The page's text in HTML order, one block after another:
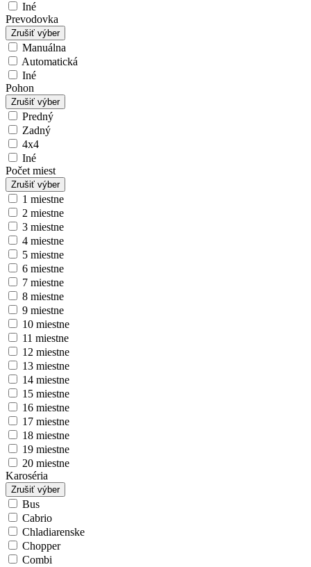
Iné
Prevodovka
Zrušiť výber
Manuálna
Automatická
Iné
Pohon
Zrušiť výber
Predný
Zadný
4x4
Iné
Počet miest
Zrušiť výber
1 miestne
2 miestne
3 miestne
4 miestne
5 miestne
6 miestne
7 miestne
8 miestne
9 miestne
10 miestne
11 miestne
12 miestne
13 miestne
14 miestne
15 miestne
16 miestne
17 miestne
18 miestne
19 miestne
20 miestne
Karoséria
Zrušiť výber
Bus
Cabrio
Chladiarenske
Chopper
Combi